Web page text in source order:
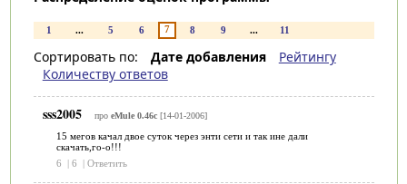
1 ... 5 6 7 8 9 ... 11
Сортировать по: Дате добавления
Рейтингу
Количеству ответов
sss2005 про eMule 0.46c[14-01-2006]
15 мегов качал двое суток через энти сети и так ине дали
скачать,го-о!!!
6
| 6 | Ответить